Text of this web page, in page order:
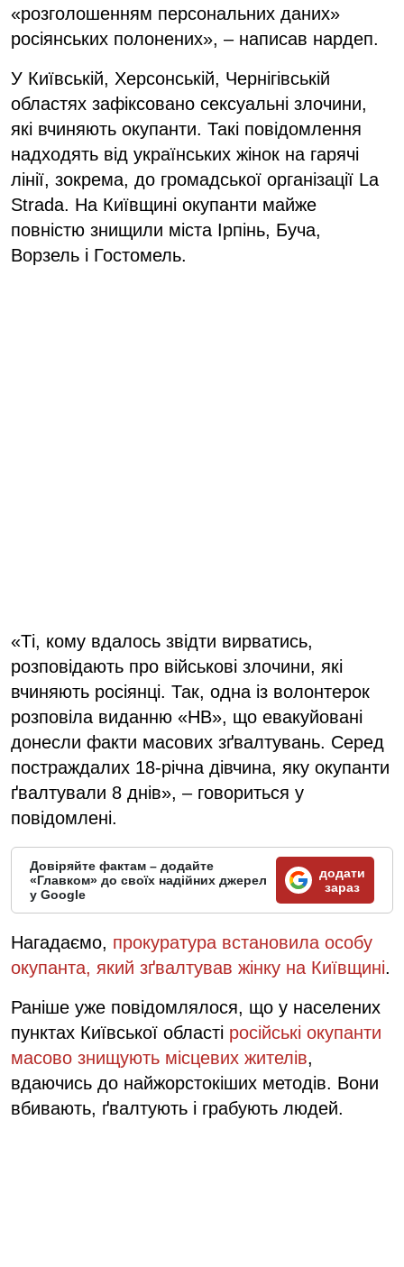
«розголошенням персональних даних»
росіянських полонених», – написав нардеп.
У Київській, Херсонській, Чернігівській
областях зафіксовано сексуальні злочини,
які вчиняють окупанти. Такі повідомлення
надходять від українських жінок на гарячі
лінії, зокрема, до громадської організації La
Strada. На Київщині окупанти майже
повністю знищили міста Ірпінь, Буча,
Ворзель і Гостомель.
«Ті, кому вдалось звідти вирватись,
розповідають про військові злочини, які
вчиняють росіянці. Так, одна із волонтерок
розповіла виданню «НВ», що евакуйовані
донесли факти масових зґвалтувань. Серед
постраждалих 18-річна дівчина, яку окупанти
ґвалтували 8 днів», – говориться у
повідомлені.
Довіряйте фактам – додайте
«Главком» до своїх надійних джерел
у Google
додати
зараз
Нагадаємо, прокуратура встановила особу
окупанта, який зґвалтував жінку на Київщині.
Раніше уже повідомлялося, що у населених
пунктах Київської області російські окупанти
масово знищують місцевих жителів,
вдаючись до найжорстокіших методів. Вони
вбивають, ґвалтують і грабують людей.